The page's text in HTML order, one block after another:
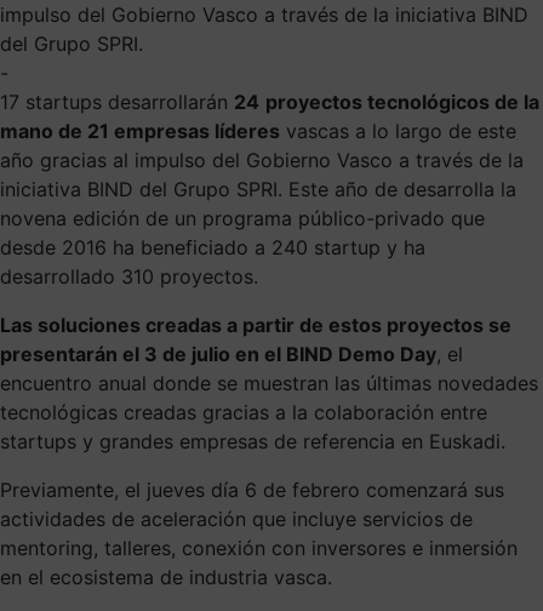
impulso del Gobierno Vasco a través de la iniciativa BIND
del Grupo SPRI.
-
17 startups desarrollarán 24 proyectos tecnológicos de la
mano de 21 empresas líderes vascas a lo largo de este
año gracias al impulso del Gobierno Vasco a través de la
iniciativa BIND del Grupo SPRI. Este año de desarrolla la
novena edición de un programa público-privado que
desde 2016 ha beneficiado a 240 startup y ha
desarrollado 310 proyectos.
Las soluciones creadas a partir de estos proyectos se
presentarán el 3 de julio en el BIND Demo Day, el
encuentro anual donde se muestran las últimas novedades
tecnológicas creadas gracias a la colaboración entre
startups y grandes empresas de referencia en Euskadi.
Previamente, el jueves día 6 de febrero comenzará sus
actividades de aceleración que incluye servicios de
mentoring, talleres, conexión con inversores e inmersión
en el ecosistema de industria vasca.